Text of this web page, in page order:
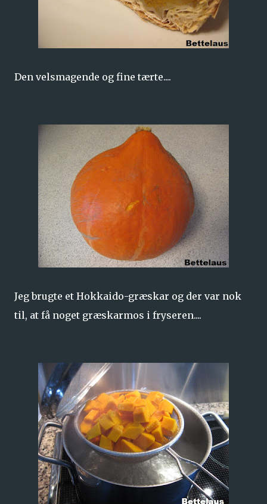
Den velsmagende og fine tærte....
Jeg brugte et Hokkaido-græskar og der var nok
til, at få noget græskarmos i fryseren....